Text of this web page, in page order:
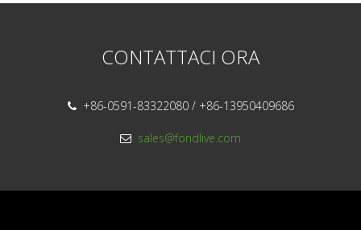
CONTATTACI ORA
 +86-0591-83322080 / +86-13950409686
 sales@fondlive.com